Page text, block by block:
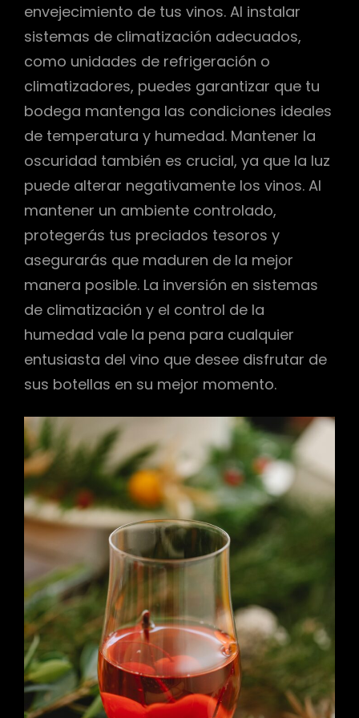
envejecimiento de tus vinos. Al instalar
sistemas de climatización adecuados,
como unidades de refrigeración o
climatizadores, puedes garantizar que tu
bodega mantenga las condiciones ideales
de temperatura y humedad. Mantener la
oscuridad también es crucial, ya que la luz
puede alterar negativamente los vinos. Al
mantener un ambiente controlado,
protegerás tus preciados tesoros y
asegurarás que maduren de la mejor
manera posible. La inversión en sistemas
de climatización y el control de la
humedad vale la pena para cualquier
entusiasta del vino que desee disfrutar de
sus botellas en su mejor momento.